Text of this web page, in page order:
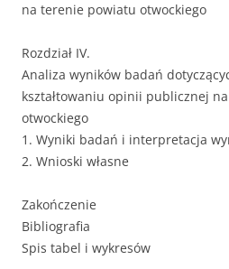
na terenie powiatu otwockiego
Rozdział IV.
Analiza wyników badań
kształtowaniu opinii publicznej
otwockiego
1. Wyniki badań i interpretacja
2. Wnioski własne
Zakończenie
Bibliografia
Spis tabel i wykresów